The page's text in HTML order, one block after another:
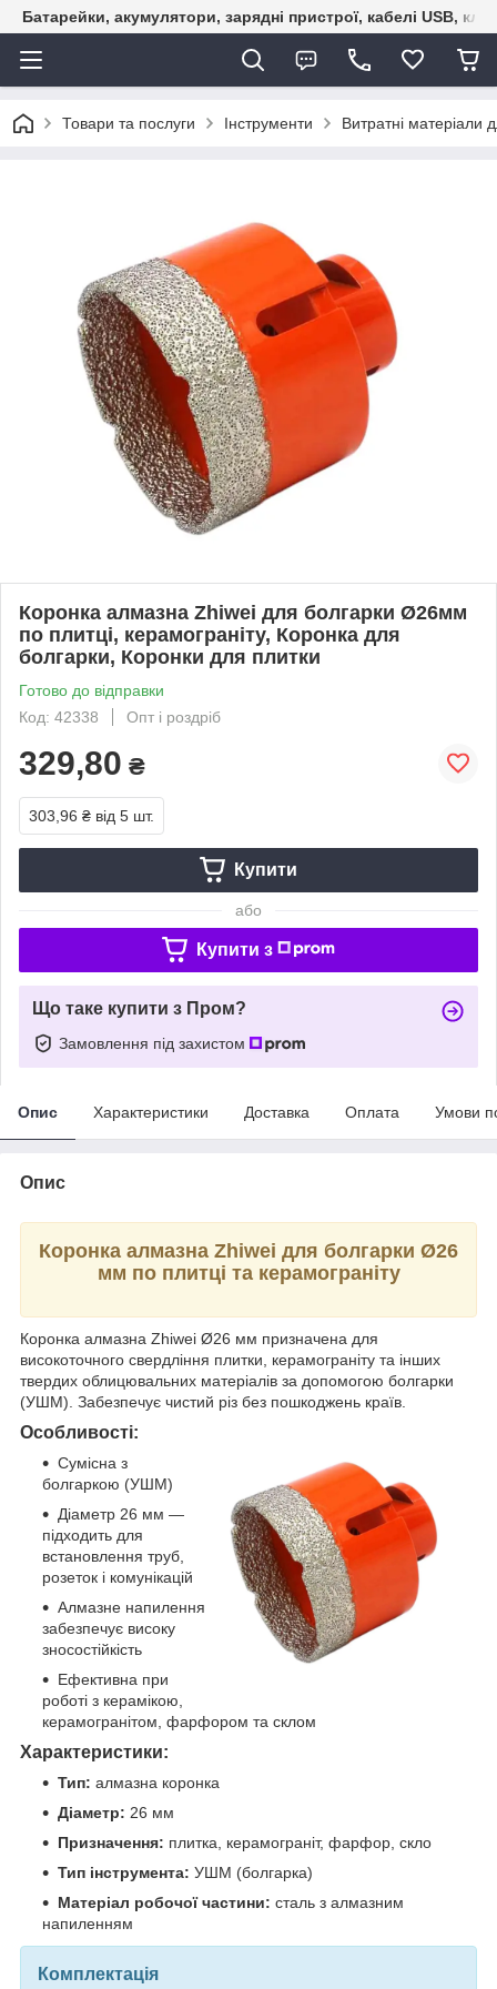
Батарейки, акумулятори, зарядні пристрої, кабелі USB,
Товари та послуги Інструменти Витратні матеріали
Коронка алмазна Zhiwei для болгарки Ø26мм
по плитці, керамограніту, Коронка для
болгарки, Коронки для плитки
Готово до відправки
Код: 42338
Опт і роздріб
329,80 ₴
303,96 ₴ від 5 шт.
Купити
або
Купити з
Що таке купити з Пром?
Замовлення під захистом
Опис Характеристики Доставка Оплата Умови
Опис
Коронка алмазна Zhiwei для болгарки Ø26
мм по плитці та керамограніту
Коронка алмазна Zhiwei Ø26 мм призначена для
високоточного свердління плитки, керамограніту та інших
твердих облицювальних матеріалів за допомогою болгарки
(УШМ). Забезпечує чистий різ без пошкоджень країв.
Особливості:
Сумісна з
болгаркою (УШМ)
Діаметр 26 мм —
підходить для
встановлення труб,
розеток і комунікацій
Алмазне напилення
забезпечує високу
зносостійкість
Ефективна при
роботі з керамікою,
керамогранітом, фарфором та склом
Характеристики:
Тип: алмазна коронка
Діаметр: 26 мм
Призначення: плитка, керамограніт, фарфор, скло
Тип інструмента: УШМ (болгарка)
Матеріал робочої частини: сталь з алмазним
напиленням
Комплектація